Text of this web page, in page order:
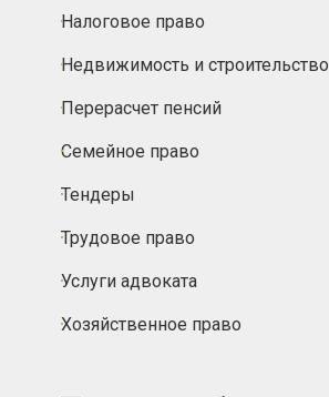
Налоговое право
Недвижимость и строительство
Перерасчет пенсий
Семейное право
Тендеры
Трудовое право
Услуги адвоката
Хозяйственное право